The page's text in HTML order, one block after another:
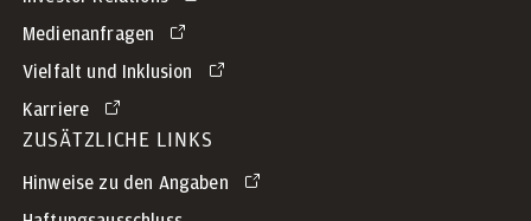
Medienanfragen
Vielfalt und Inklusion
Karriere
ZUSÄTZLICHE LINKS
Hinweise zu den Angaben